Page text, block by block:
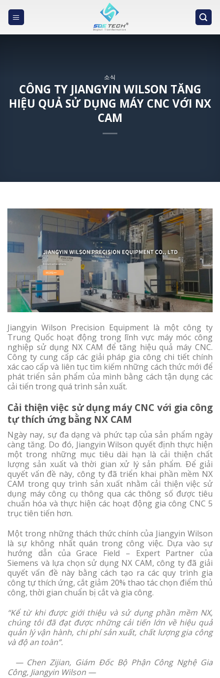
소식
CÔNG TY JIANGYIN WILSON TĂNG
HIỆU QUẢ SỬ DỤNG MÁY CNC VỚI NX
CAM
Jiangyin Wilson Precision Equipment là một công ty
Trung Quốc hoạt động trong lĩnh vực máy móc công
nghiệp sử dụng NX CAM để tăng hiệu quả máy CNC.
Công ty cung cấp các giải pháp gia công chi tiết chính
xác cao cấp và liên tục tìm kiếm những cách thức mới để
phát triển sản phẩm của mình bằng cách tận dụng các
cải tiến trong quá trình sản xuất.
Cải thiện việc sử dụng máy CNC với gia công
tự thích ứng bằng NX CAM
Ngày nay, sự đa dạng và phức tạp của sản phẩm ngày
càng tăng. Do đó, Jiangyin Wilson quyết định thực hiện
một trong những mục tiêu dài hạn là cải thiện chất
lượng sản xuất và thời gian xử lý sản phẩm. Để giải
quyết vấn đề này, công ty đã triển khai phần mềm NX
CAM trong quy trình sản xuất nhằm cải thiện việc sử
dụng máy công cụ thông qua các thông số được tiêu
chuẩn hóa và thực hiện các hoạt động gia công CNC 5
trục tiên tiến hơn.
Một trong những thách thức chính của Jiangyin Wilson
là sự không nhất quán trong công việc. Dựa vào sự
hướng dẫn của Grace Field – Expert Partner của
Siemens và lựa chọn sử dụng NX CAM, công ty đã giải
quyết vấn đề này bằng cách tạo ra các quy trình gia
công tự thích ứng, cắt giảm 20% thao tác chọn điểm thủ
công, thời gian chuẩn bị cắt và gia công.
“Kể từ khi được giới thiệu và sử dụng phần mềm NX,
chúng tôi đã đạt được những cải tiến lớn về hiệu quả
quản lý vận hành, chi phí sản xuất, chất lượng gia công
và độ an toàn”.
— Chen Zijian, Giám Đốc Bộ Phận Công Nghệ Gia
Công, Jiangyin Wilson —